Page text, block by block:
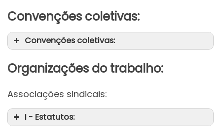
Convenções coletivas:
Convenções coletivas:
Organizações do trabalho:
Associações sindicais:
I - Estatutos: